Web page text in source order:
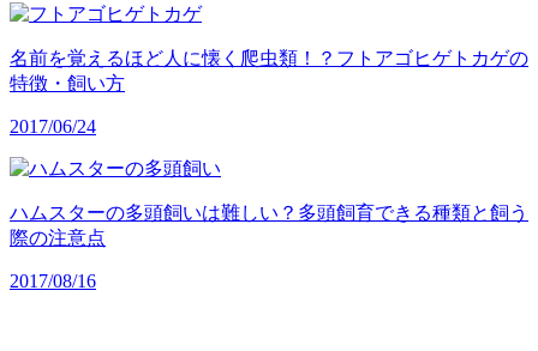
名前を覚えるほど人に懐く爬虫類！？フトアゴヒゲトカゲの
特徴・飼い方
2017/06/24
ハムスターの多頭飼いは難しい？多頭飼育できる種類と飼う
際の注意点
2017/08/16